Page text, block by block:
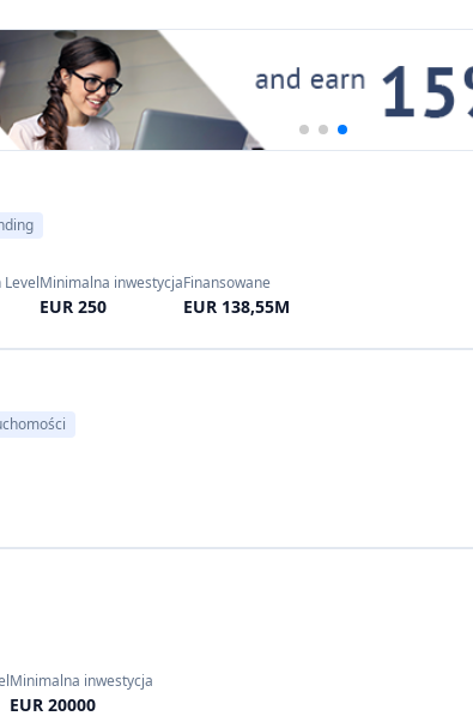
LevelMinimalna inwestycja
EUR 250
Finansowane
EUR 138,55M
Minimalna inwestycja
EUR 20000